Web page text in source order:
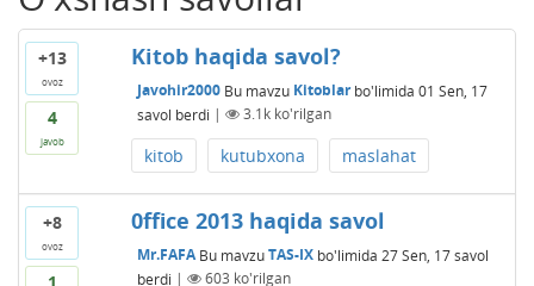
+13
ovoz
4
javob
Kitob haqida savol?
Javohir2000 Bu mavzu Kitoblarbo'limida 01 Sen, 17
savol berdi | 3.1kko'rilgan
kitob kutubxona maslahat
+8
ovoz
1
0ffice 2013 haqida savol
Mr.FAFA Bu mavzuTAS-IXbo'limida 27 Sen, 17 savol
berdi | 603 ko'rilgan